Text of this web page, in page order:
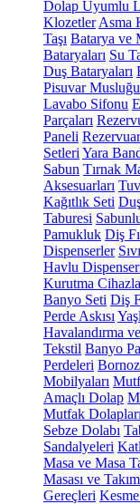
Dolap Uyumlu
Klozetler Asma
Taşı Batarya ve
Bataryaları Su
Duş Bataryaları
Pisuvar Musluğu
Lavabo Sifonu
Parçaları
Paneli
Setleri Yara
Sabun Tırnak
Aksesuarları
Kağıtlık Seti
Taburesi
Pamukluk Diş
Dispenserler
Havlu
Kurutma
Banyo Seti Diş
Perde Askısı
Havalandırma
Tekstil Banyo
Perdeleri Bornoz
Mobilyaları
Amaçlı Dolap
Mutfak Dolapları
Sebze Dolabı
Sandalyeleri
Masa ve Masa
Masası ve
Gereçleri Kesme